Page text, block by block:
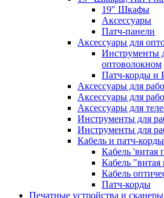
19" Шкафы
Аксессуары
Патч-панели
Аксессуары для
Инструменты
оптоволокном
Патч-корды и
Аксессуары для
Аксессуары для
Аксессуары для
Инструменты для
Инструменты для
Кабель и патч-корды
Кабель 'витая
Кабель "витая
Кабель
Патч-корды
Печатные устройства и сканеры